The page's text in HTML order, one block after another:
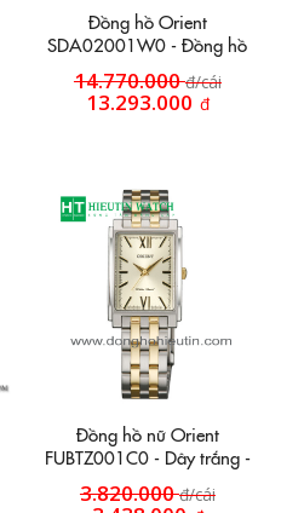
Đồng hồ Orient
SDA02001W0 - Đồng hồ
14.770.000đ/cái
13.293.000 đ
Đồng hồ nữ Orient
FUBTZ001C0 - Dây trắng -
3.820.000đ/cái